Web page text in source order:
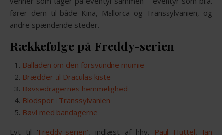
fører dem til både Kina, Mallorca og Transsylvanien, og
andre spændende steder.
Rækkefølge på Freddy-serien
Balladen om den forsvundne mumie
Brædder til Draculas kiste
Bøvsedragernes hemmelighed
Blodspor i Transsylvanien
Bøvl med bandagerne
Lyt til ‘Freddy-serien’, indlæst af hhv. Paul Hüttel, Jan